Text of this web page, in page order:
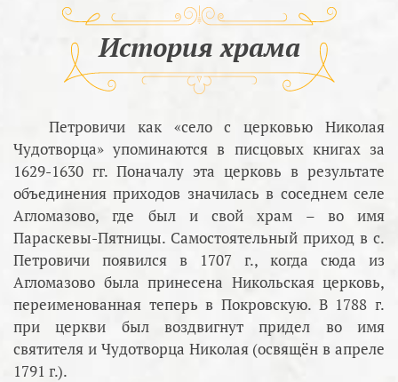
История храма
Петровичи как «село с церковью Николая
Чудотворца» упоминаются в писцовых книгах за
1629-1630 гг. Поначалу эта церковь в результате
объединения приходов значилась в соседнем селе
Агломазово, где был и свой храм – во имя
Параскевы-Пятницы. Самостоятельный приход в с.
Петровичи появился в 1707 г., когда сюда из
Агломазово была принесена Никольская церковь,
переименованная теперь в Покровскую. В 1788 г.
при церкви был воздвигнут придел во имя
святителя и Чудотворца Николая (освящён в апреле
1791 г.).